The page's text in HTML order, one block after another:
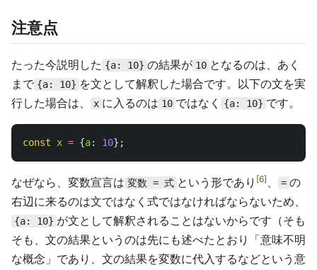
注意点
たった今説明した {a: 10} の結果が 10 となるのは、あく
まで {a: 10} を文として解釈した場合です。以下の文を実
行した場合は、
x に入るのは 10 ではなく {a: 10} です。
const x = {a: 10};
なぜなら、変数宣言は 変数 = 式 という形であり 6 、 = の
右辺に来るのは文ではなく式ではなければならないため、
{a: 10} が文として解釈されることはないからです（そも
そも、文の結果というのは先にも述べたとおり「意味不明
な概念」であり、文の結果を変数に代入するなどという意